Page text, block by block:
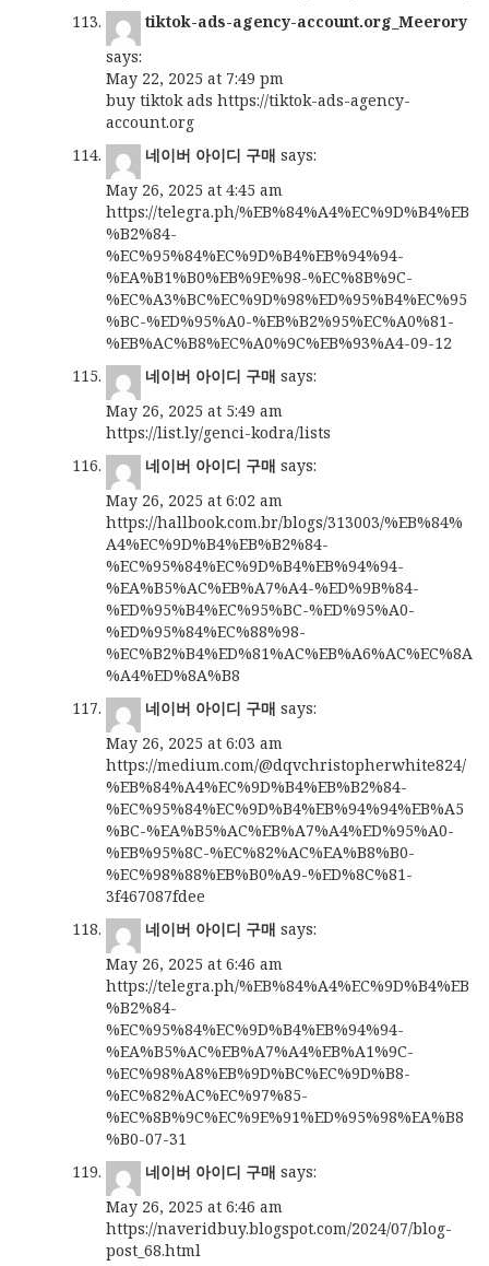
tiktok-ads-agency-account.org_Meerory
says:
May 22, 2025 at 7:49 pm
buy tiktok ads https://tiktok-ads-agency-
account.org
네이버 아이디 구매 says:
May 26, 2025 at 4:45 am
https://telegra.ph/%EB%84%A4%EC%9D%B4%EB
%B2%84-
%EC%95%84%EC%9D%B4%EB%94%94-
%EA%B1%B0%EB%9E%98-%EC%8B%9C-
%EC%A3%BC%EC%9D%98%ED%95%B4%EC%95
%BC-%ED%95%A0-%EB%B2%95%EC%A0%81-
%EB%AC%B8%EC%A0%9C%EB%93%A4-09-12
네이버 아이디 구매 says:
May 26, 2025 at 5:49 am
https://list.ly/genci-kodra/lists
네이버 아이디 구매 says:
May 26, 2025 at 6:02 am
https://hallbook.com.br/blogs/313003/%EB%84%
A4%EC%9D%B4%EB%B2%84-
%EC%95%84%EC%9D%B4%EB%94%94-
%EA%B5%AC%EB%A7%A4-%ED%9B%84-
%ED%95%B4%EC%95%BC-%ED%95%A0-
%ED%95%84%EC%88%98-
%EC%B2%B4%ED%81%AC%EB%A6%AC%EC%8A
%A4%ED%8A%B8
네이버 아이디 구매 says:
May 26, 2025 at 6:03 am
https://medium.com/@dqvchristopherwhite824/
%EB%84%A4%EC%9D%B4%EB%B2%84-
%EC%95%84%EC%9D%B4%EB%94%94%EB%A5
%BC-%EA%B5%AC%EB%A7%A4%ED%95%A0-
%EB%95%8C-%EC%82%AC%EA%B8%B0-
%EC%98%88%EB%B0%A9-%ED%8C%81-
3f467087fdee
네이버 아이디 구매 says:
May 26, 2025 at 6:46 am
https://telegra.ph/%EB%84%A4%EC%9D%B4%EB
%B2%84-
%EC%95%84%EC%9D%B4%EB%94%94-
%EA%B5%AC%EB%A7%A4%EB%A1%9C-
%EC%98%A8%EB%9D%BC%EC%9D%B8-
%EC%82%AC%EC%97%85-
%EC%8B%9C%EC%9E%91%ED%95%98%EA%B8
%B0-07-31
네이버 아이디 구매 says:
May 26, 2025 at 6:46 am
https://naveridbuy.blogspot.com/2024/07/blog-
post_68.html